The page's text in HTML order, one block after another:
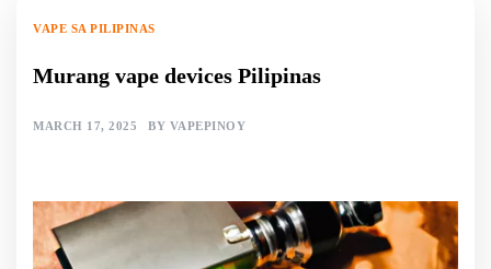
VAPE SA PILIPINAS
Murang vape devices Pilipinas
MARCH 17, 2025 BY VAPEPINOY